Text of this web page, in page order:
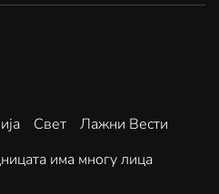
Свет
Лажни Вести
има многу лица